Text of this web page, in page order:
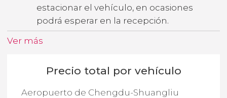
estacionar el vehículo, en ocasiones
podrá esperar en la recepción.
Ver más
Precio total por vehículo
Aeropuerto de Chengdu-Shuangliu